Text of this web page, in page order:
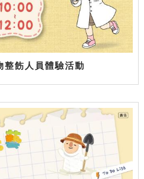
整飭人員體驗活動